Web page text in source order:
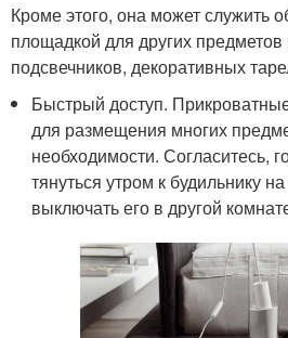
Кроме этого, она может служить
площадкой для других предметов
подсвечников, декоративных
Быстрый доступ.
для размещения многих
необходимости. Согласитесь,
тянуться утром к будильнику
выключать его в другой